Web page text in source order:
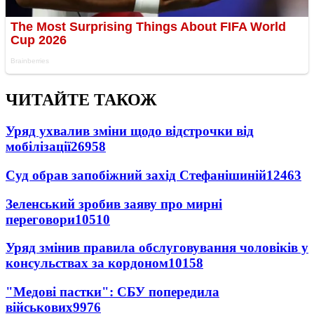
ЧИТАЙТЕ ТАКОЖ
Уряд ухвалив зміни щодо відстрочки від
мобілізації26958
Суд обрав запобіжний захід Стефанішиній12463
Зеленський зробив заяву про мирні
переговори10510
Уряд змінив правила обслуговування чоловіків у
консульствах за кордоном10158
"Медові пастки": СБУ попередила
військових9976